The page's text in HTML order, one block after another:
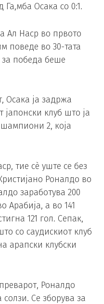
Га,мба Осака со 0:1.
Ал Наср во првото
поведе во 30-тата
за победа беше
Осака ја задржа
јапонски клуб што ја
2, која
тие сè уште се без
Роналдо во
заработува 200
а во 141
121 гол. Сепак,
со саудискиот клуб
арапски клубски
Роналдо
Се зборува за